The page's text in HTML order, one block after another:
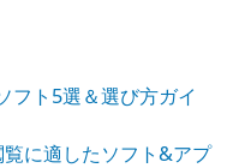
フト5選＆選び方ガイ
覧に適したソフト&アプ